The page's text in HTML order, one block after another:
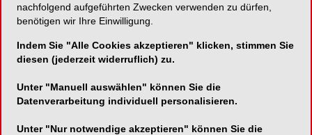
nachfolgend aufgeführten Zwecken verwenden zu dürfen,
benötigen wir Ihre Einwilligung.
Indem Sie "Alle Cookies akzeptieren" klicken, stimmen Sie
diesen (jederzeit widerruflich) zu.
Unter "Manuell auswählen" können Sie die
Datenverarbeitung individuell personalisieren.
Unter "Nur notwendige akzeptieren" können Sie die